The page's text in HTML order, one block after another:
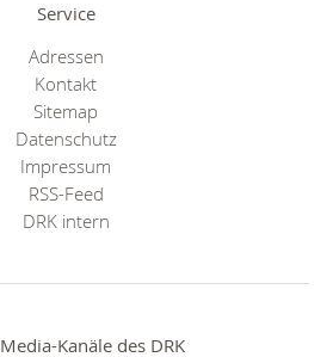
Service
Adressen
Kontakt
Sitemap
Datenschutz
Impressum
RSS-Feed
DRK intern
Kanäle des DRK